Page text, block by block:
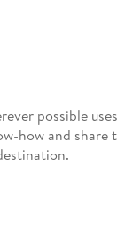
possible
how and share